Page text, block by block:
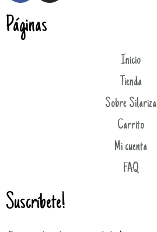
Páginas
Inicio
Tienda
Sobre Silariza
Carrito
Mi cuenta
FAQ
Suscríbete!